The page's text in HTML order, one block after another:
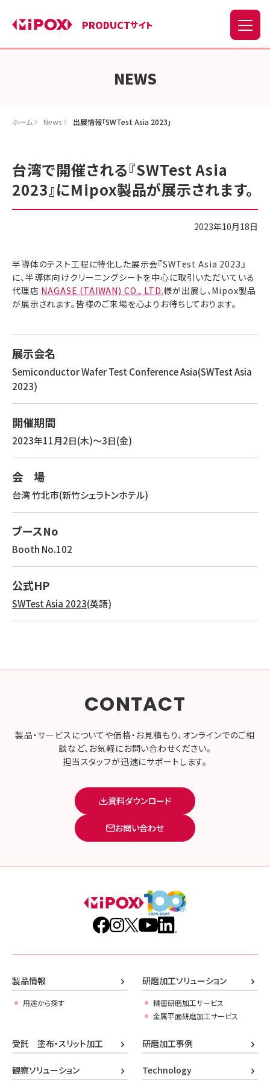
PRODUCTサイト
NEWS
ホーム News 出展情報「SWTest Asia 2023」
台湾で開催される『SWTest Asia
2023』にMipox製品が展示されます。
2023年10月18日
半導体のテスト工程に特化した展示会『SWTest Asia 2023』
に、半導体向けクリーニングシートを中心に取引いただいている
代理店 NAGASE (TAIWAN) CO., LTD.様が出展し、Mipox製品
が展示されます。皆様のご来場を心よりお待ちしております。
展示会名
Semiconductor Wafer Test Conference Asia(SWTest Asia
2023)
開催期間
2023年11月2日(木)～3日(金)
会 場
台湾 竹北市(新竹シェラトンホテル)
ブースNo
Booth No.102
公式HP
SWTest Asia 2023(英語)
CONTACT
製品・サービスについてや価格・お見積もり、オンラインでのご相
談など、お気軽にお問い合わせください。
担当スタッフが迅速にサポートします。
資料ダウンロード
お問い合わせ
製品情報
用途から探す
研磨加工ソリューション
精密研磨加工サービス
金属平面研磨加工サービス
受託 塗布・スリット加工
観察ソリューション
研磨加工事例
Technology